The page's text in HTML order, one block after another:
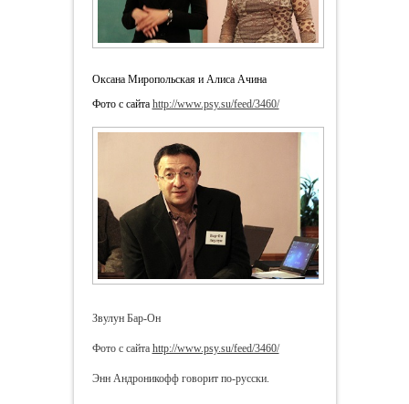
Оксана Миропольская и Алиса Ачина
Фото с сайта http://www.psy.su/feed/3460/
Звулун Бар-Он
Фото с сайта http://www.psy.su/feed/3460/
Энн Андроникофф говорит по-русски.